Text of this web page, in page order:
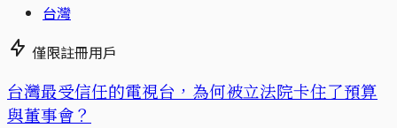
台灣
僅限註冊用戶
台灣最受信任的電視台，為何被立法院卡住了預算
與董事會？